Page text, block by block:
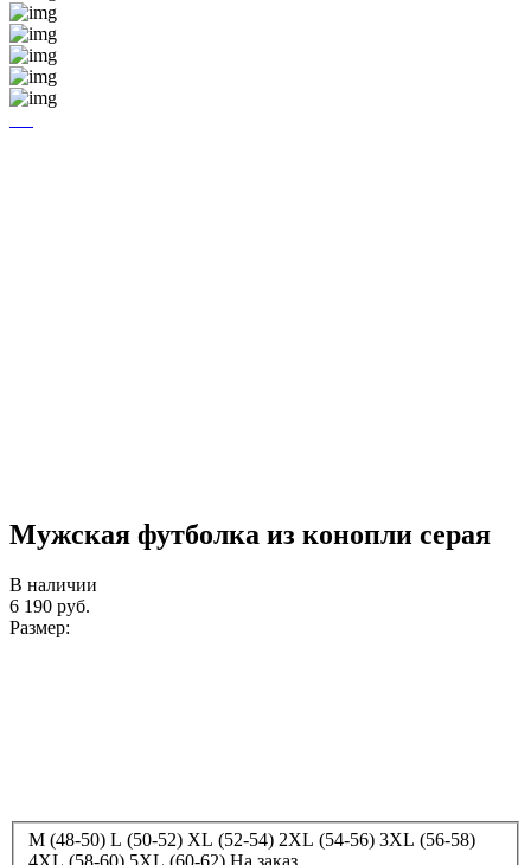
Мужская футболка из конопли серая
В наличии
6 190 руб.
Размер:
M (48-50) L (50-52) XL (52-54) 2XL (54-56) 3XL (56-58)